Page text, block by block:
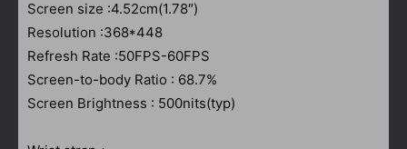
Screen size :4.52cm(1.78″)
Resolution :368*448
Refresh Rate :50FPS-60FPS
Screen-to-body Ratio : 68.7%
Screen Brightness : 500nits(typ)